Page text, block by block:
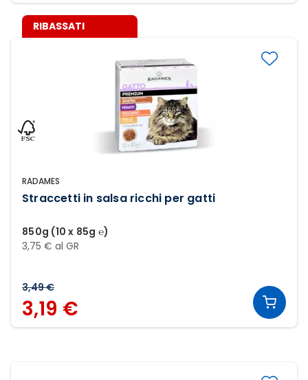
RADAMES
Straccetti in salsa ricchi per gatti
850g (10 x 85g ℮)
3,75 € al GR
RIBASSATI
3,49 €
3,19 €